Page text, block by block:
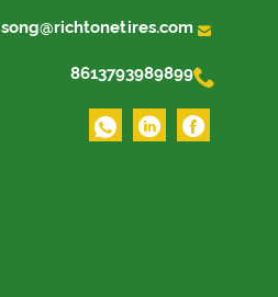

song@richtonetires.com

8613793989899